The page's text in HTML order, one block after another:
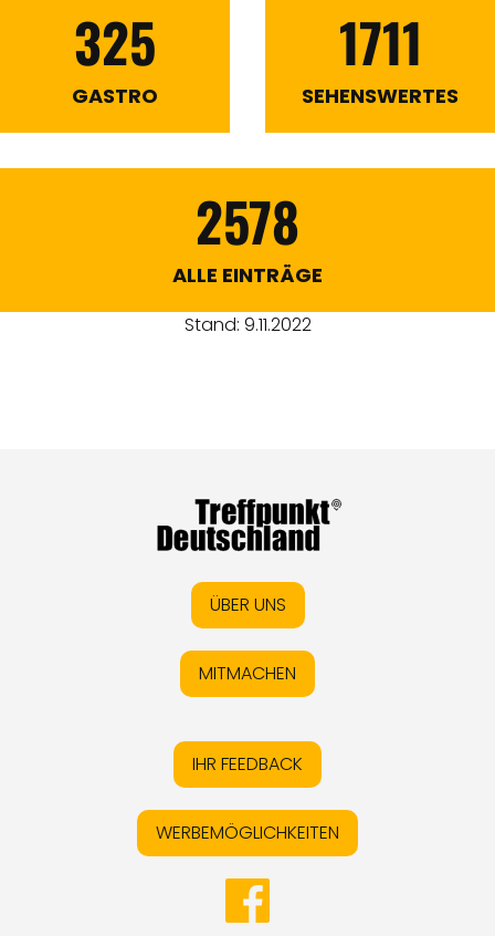
325
GASTRO
1711
SEHENSWERTES
2578
ALLE EINTRÄGE
Stand: 9.11.2022
ÜBER UNS
MITMACHEN
IHR FEEDBACK
WERBEMÖGLICHKEITEN